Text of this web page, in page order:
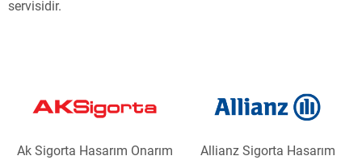
servisidir.
Ak Sigorta Hasarım Onarım
Allianz Sigorta Hasarım